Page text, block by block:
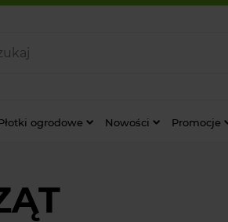
ogrodowe Nowości Promocje